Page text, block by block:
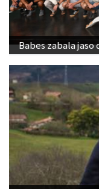
Babes zabala jaso
"Banakako
aldarrikatzen dut"